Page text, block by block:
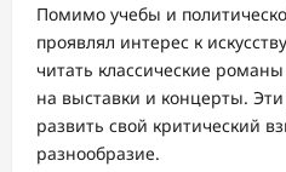
Помимо учебы и
проявлял интерес к
читать классические
на выставки и концерты.
развить свой критический
разнообразие.